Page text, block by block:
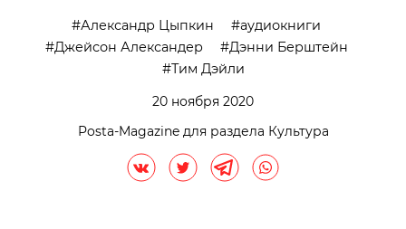
Александр Цыпкин
аудиокниги
Джейсон Александер
Дэнни Берштейн
Тим Дэйли
20 ноября 2020
Posta-Magazine для раздела Культура